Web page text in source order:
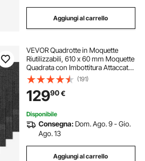
Aggiungi al carrello
VEVOR Quadrotte in Moquette
Riutilizzabili, 610 x 60 mm Moquette
Quadrata con Imbottitura Attaccata,
Quadrotte in Moquette Morbida
Imbottita, per Camera da Letto
Soggiorno 24 Piastrelle, Grigio
Misto
(191)
12990€
Disponibile
Consegna: Dom. Ago. 9 - Gio.
Ago. 13
Aggiungi al carrello